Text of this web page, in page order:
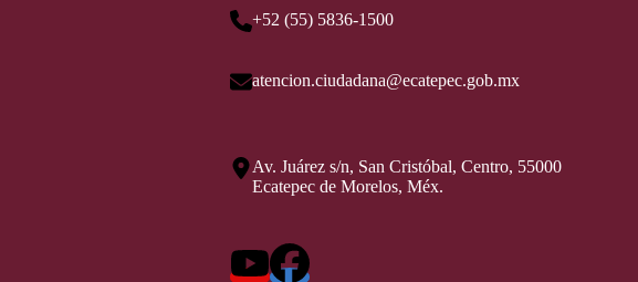
+52 (55) 5836-1500
atencion.ciudadana@ecatepec.gob.mx
Av. Juárez s/n, San Cristóbal, Centro, 55000
Ecatepec de Morelos, Méx.